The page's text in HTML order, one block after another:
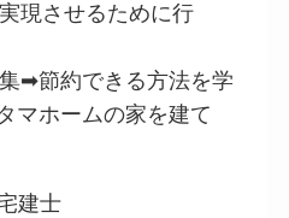
現させるために行
➡節約できる方法を学
マホームの家を建て
建士